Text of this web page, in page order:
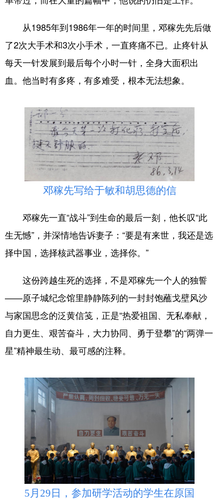
从1985年到1986年一年的时间里，邓稼先先后做
了2次大手术和3次小手术，一直疼痛不已。止疼针从
每天一针发展到最后每个小时一针，全身大面积出
血。他当时有多疼，有多难受，根本无法想象。
邓稼先写给于敏和胡思德的信
邓稼先一直“战斗”到生命的最后一刻，他长叹“此
生无憾”，并深情地告诉妻子：“要是有来世，我还是选
择中国，选择核武器事业，选择你。”
这份跨越生死的选择，不是邓稼先一个人的独誓
——原子城纪念馆里静静陈列的一封封饱蘸戈壁风沙
与家国思念的泛黄信笺，正是“热爱祖国、无私奉献，
自力更生、艰苦奋斗，大力协同、勇于登攀”的“两弹一
星”精神最生动、最可感的注释。
5月29日，参加研学活动的学生在原国